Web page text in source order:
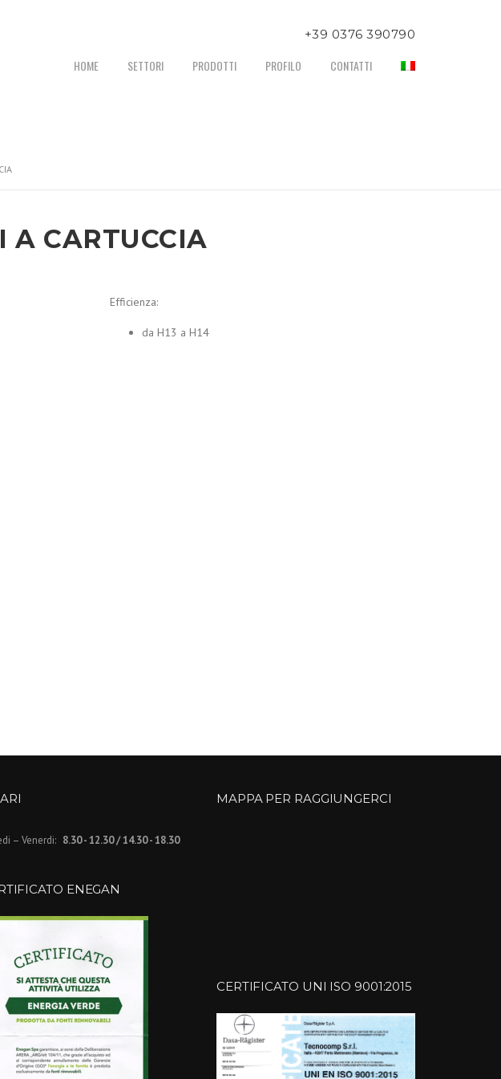
+39 0376 390790
HOME SETTORI PRODOTTI PROFILO CONTATTI
A CARTUCCIA
Efficienza:
da H13 a H14
– Venerdi: 8.30 - 12.30 / 14.30 - 18.30
ENEGAN
MAPPA PER RAGGIUNGERCI
CERTIFICATO UNI ISO 9001:2015